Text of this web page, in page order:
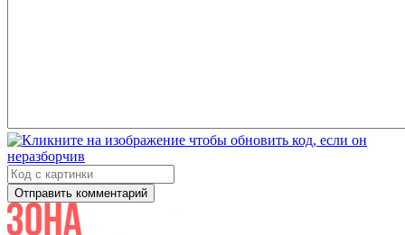
Отправить комментарий